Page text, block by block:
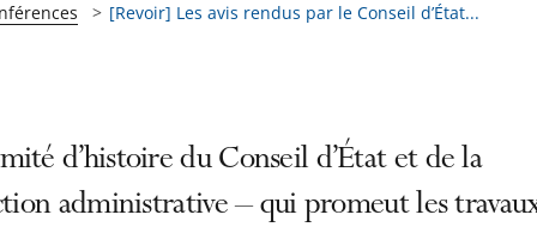
[Revoir] Les avis rendus par le Conseil d’État...
d’histoire du Conseil d’État et de la
administrative – qui promeut les